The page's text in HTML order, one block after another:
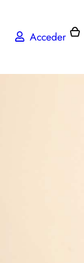
Acceder